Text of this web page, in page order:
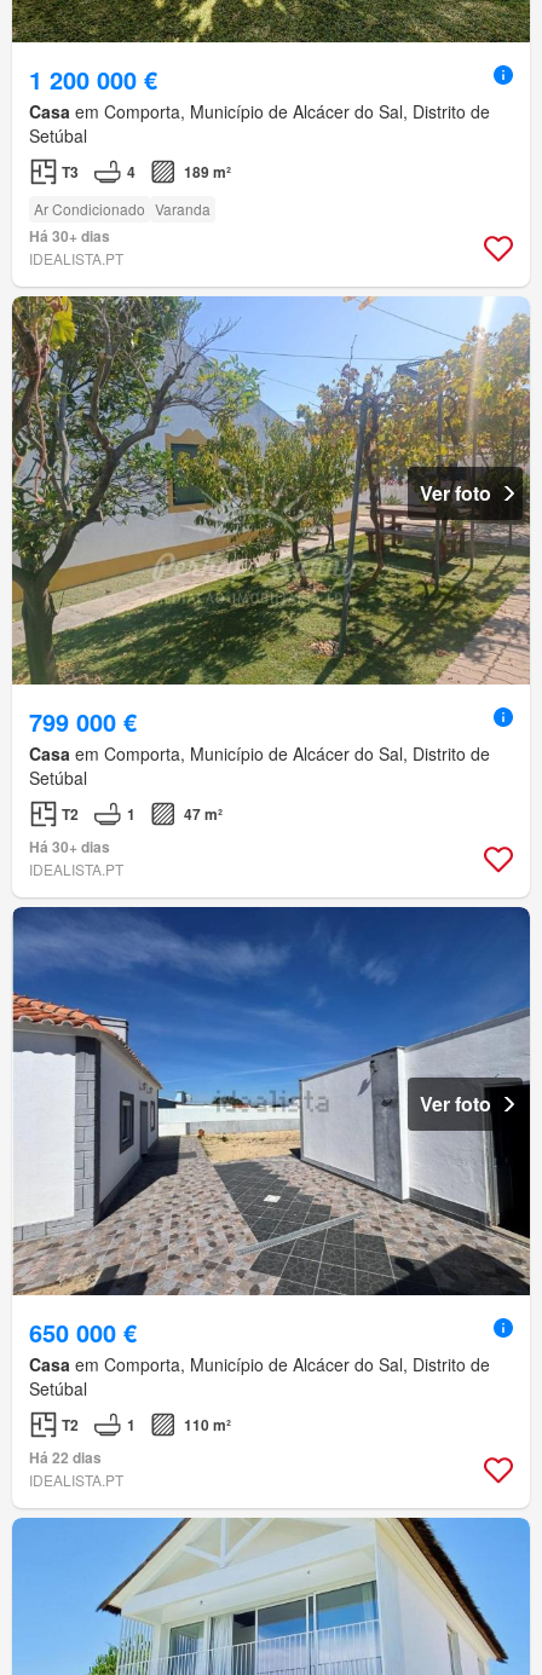
1 200 000 €
Casa em Comporta, Município de Alcácer do Sal, Distrito de
Setúbal
T3 4 189 m²
Ar Condicionado Varanda
Há 30+ dias
IDEALISTA.PT
Ver foto
799 000 €
Casa em Comporta, Município de Alcácer do Sal, Distrito de
Setúbal
T2 1
47 m²
Há 30+ dias
IDEALISTA.PT
Ver foto
650 000 €
Casa em Comporta, Município de Alcácer do Sal, Distrito de
Setúbal
T2 1
110 m²
Há 22 dias
IDEALISTA.PT